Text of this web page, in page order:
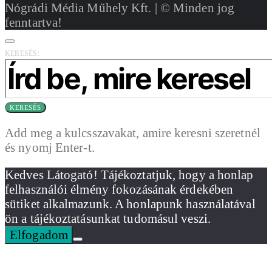
Nógrádi Média Műhely Kft. | © Minden jog
fenntartva!
KERESÉS:
KERESÉS
Add meg a kulcsszavakat, amire keresni szeretnél
és nyomj Enter-t.
Kedves Látogató! Tájékoztatjuk, hogy a honlap
felhasználói élmény fokozásának érdekében
sütiket alkalmazunk. A honlapunk használatával
ön a tájékoztatásunkat tudomásul veszi.
Elfogadom